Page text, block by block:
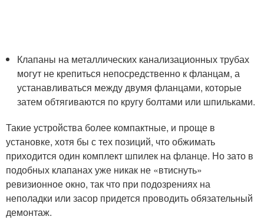
Клапаны на металлических канализационных трубах
могут не крепиться непосредственно к фланцам, а
устанавливаться между двумя фланцами, которые
затем обтягиваются по кругу болтами или шпильками.
Такие устройства более компактные, и проще в
установке, хотя бы с тех позиций, что обжимать
приходится один комплект шпилек на фланце. Но зато в
подобных клапанах уже никак не «втиснуть»
ревизионное окно, так что при подозрениях на
неполадки или засор придется проводить обязательный
демонтаж.